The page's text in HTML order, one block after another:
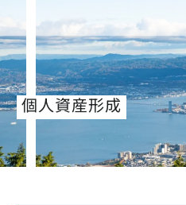
個人資産形成